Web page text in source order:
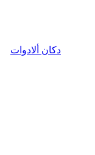
دكان ألادوات